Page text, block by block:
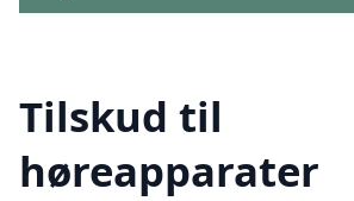
Tilskud til
høreapparater